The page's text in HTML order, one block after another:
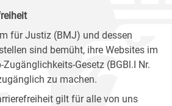
für Justiz (BMJ) und dessen
sind bemüht, ihre Websites im
Gesetz (BGBl.I Nr.
zu machen.
gilt für alle von uns